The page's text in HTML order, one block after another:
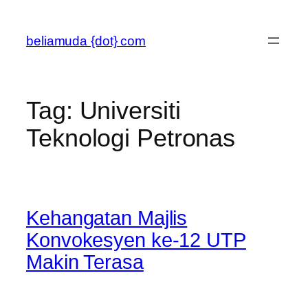
content
beliamuda {dot} com
Tag: Universiti
Teknologi Petronas
Kehangatan Majlis
Konvokesyen ke-12 UTP
Makin Terasa